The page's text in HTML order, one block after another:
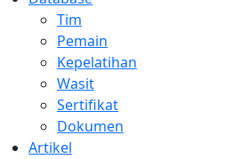
Tim
Pemain
Kepelatihan
Wasit
Sertifikat
Dokumen
Artikel